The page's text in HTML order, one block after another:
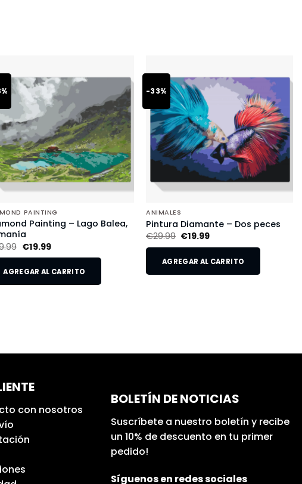
PAINTING
Painting – Lago Balea,
€19.99
AGREGAR AL CARRITO
-33%
ANIMALES
Pintura Diamante – Dos peces
€29.99 €19.99
AGREGAR AL CARRITO
con nosotros
BOLETÍN DE NOTICIAS
Suscríbete a nuestro boletín y recibe
un 10% de descuento en tu primer
pedido!
Síguenos en redes sociales